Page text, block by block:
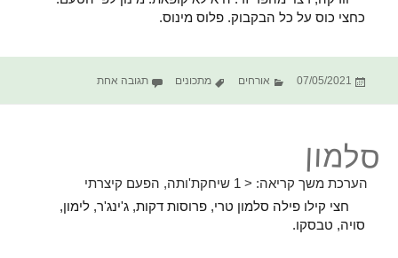
כחצי כוס על כל הבקבוק. פלוס מינוס.
פורסם
07/05/2021 קטגוריות
אורחים תגיות
מתכונים תגובה אחתעל וודקה ביטר למון
סלמון
הערכת משך קריאה: < 1
שיחקת'ותה, הפעם קיצרתי
חצי קילו פילה סלמון טרי, פרוסות דקות, ג'ינג'ר, לימון,
סויה, טבסקו.